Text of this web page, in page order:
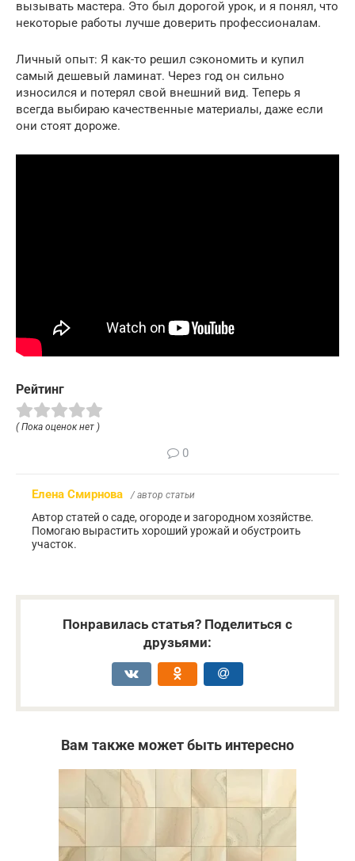
вызывать мастера. Это был дорогой урок, и я понял, что
некоторые работы лучше доверить профессионалам.
Личный опыт: Я как-то решил сэкономить и купил
самый дешевый ламинат. Через год он сильно
износился и потерял свой внешний вид. Теперь я
всегда выбираю качественные материалы, даже если
они стоят дороже.
Рейтинг
( Пока оценок нет )
0
Елена Смирнова / автор статьи
Автор статей о саде, огороде и загородном хозяйстве.
Помогаю вырастить хороший урожай и обустроить
участок.
Понравилась статья? Поделиться с
друзьями:
Вам также может быть интересно